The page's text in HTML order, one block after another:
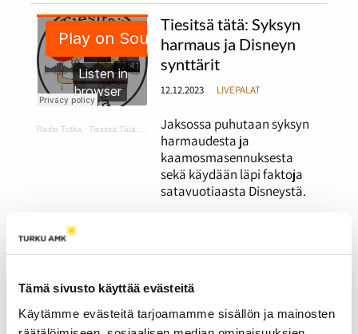
Tämä sivusto käyttää evästeitä
Käytämme evästeitä tarjoamamme sisällön ja mainosten
Radio Tutka ·Tiesitsä Tätä: harmaus ja Disneyn synttärit
Tiesitsä tätä: Syksyn
harmaus ja Disneyn
synttärit
12.12.2023 LIVEPALAT
Jaksossa puhutaan syksyn
harmaudesta ja
kaamosmasennuksesta
sekä käydään läpi faktoja
satavuotiaasta Disneystä.
Halloween ja muut
syksyiset juhlat
LIVEPALAT